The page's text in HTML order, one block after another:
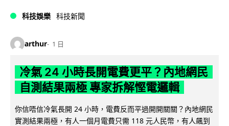
科技娛樂 科技新聞
arthur 1 日
冷氣 24 小時長開電費更平？內地網民
自測結果兩極 專家拆解慳電邏輯
你信唔信冷氣長開 24 小時，電費反而平過開開關關？內地網民
實測結果兩極，有人一個月電費只需 118 元人民幣，有人飆到